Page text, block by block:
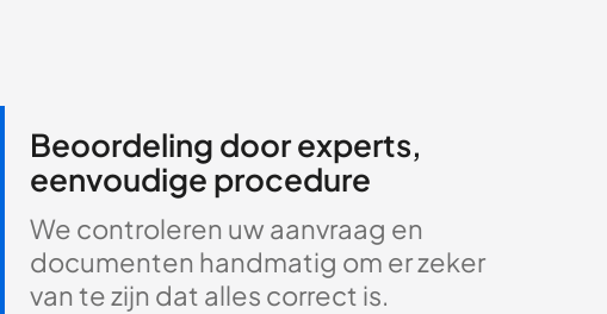
Beoordeling door experts,
eenvoudige procedure
We controleren uw aanvraag en
documenten handmatig om er zeker
van te zijn dat alles correct is.